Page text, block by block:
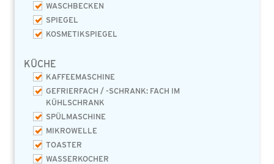
WASCHBECKEN
SPIEGEL
KOSMETIKSPIEGEL
KÜCHE
KAFFEEMASCHINE
GEFRIERFACH / -SCHRANK: FACH IM
KÜHLSCHRANK
SPÜLMASCHINE
MIKROWELLE
TOASTER
WASSERKOCHER